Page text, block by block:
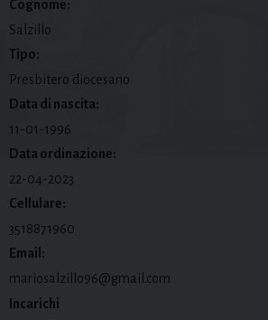
Cognome:
Salzillo
Tipo:
Presbitero diocesano
Data di nascita:
11-01-1996
Data ordinazione:
22-04-2023
Cellulare:
3518871960
Email:
mariosalzillo96@gmail.com
Incarichi